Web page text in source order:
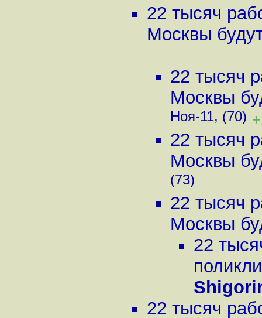
22 тысяч
Москвы
22 тысяч
Москвы
Ноя-11, (70)
22 тысяч
Москвы
(73)
22 тысяч
Москвы
22
22 тысяч